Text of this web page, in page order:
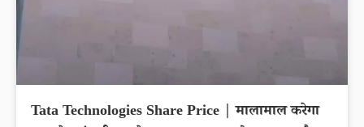
Tata Technologies Share Price | मालामाल करेगा